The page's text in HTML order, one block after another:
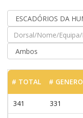
# TOTAL # GENERO
341 331